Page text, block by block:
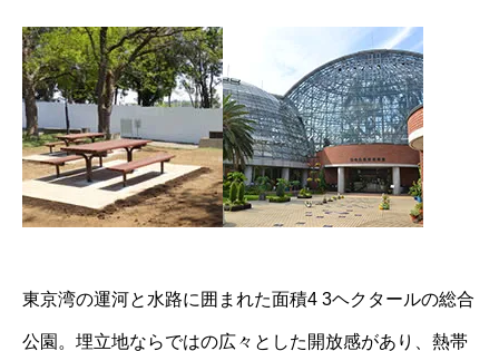
東京湾の運河と水路に囲まれた面積4 3ヘクタールの総合
公園。埋立地ならではの広々とした開放感があり、熱帯